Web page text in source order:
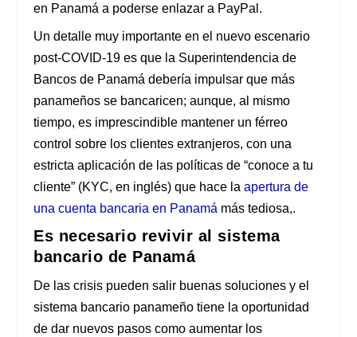
en Panamá a poderse enlazar a PayPal.
Un detalle muy importante en el nuevo escenario
post-COVID-19 es que la Superintendencia de
Bancos de Panamá debería impulsar que más
panameños se bancaricen; aunque, al mismo
tiempo, es imprescindible mantener un férreo
control sobre los clientes extranjeros, con una
estricta aplicación de las políticas de “conoce a tu
cliente” (KYC, en inglés) que hace la apertura de
una cuenta bancaria en Panamá más tediosa,.
Es necesario revivir al sistema
bancario de Panamá
De las crisis pueden salir buenas soluciones y el
sistema bancario panameño tiene la oportunidad
de dar nuevos pasos como aumentar los